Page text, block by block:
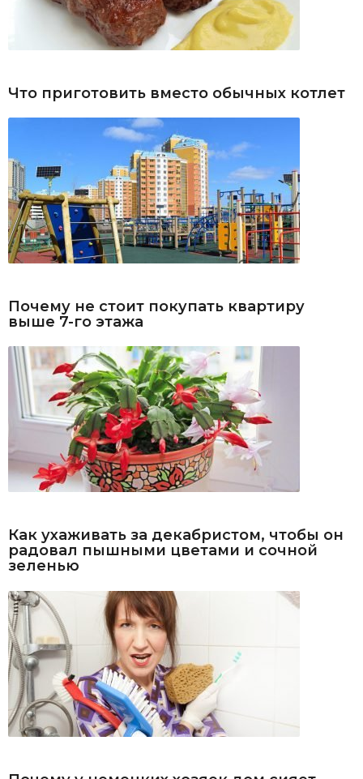
Что приготовить вместо обычных котлет
Почему не стоит покупать квартиру
выше 7-го этажа
Как ухаживать за декабристом, чтобы он
радовал пышными цветами и сочной
зеленью